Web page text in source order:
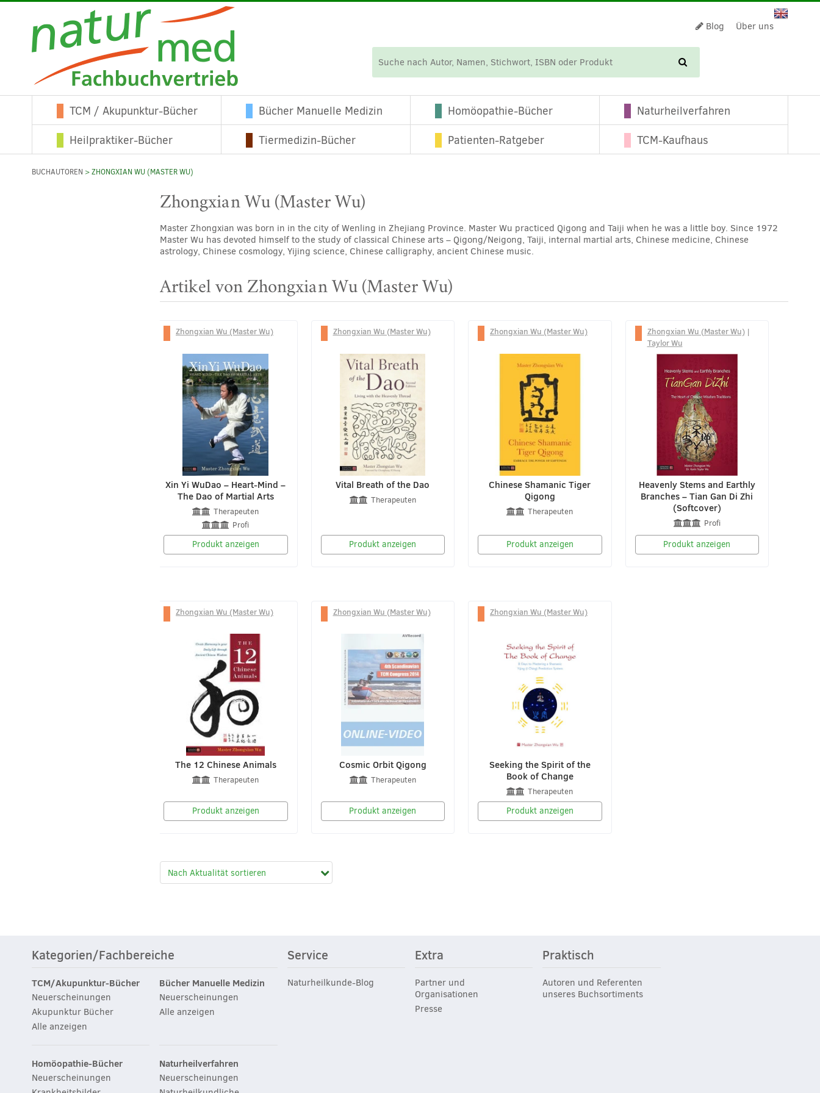
Blog Über uns
TCM / Akupunktur-Bücher Bücher Manuelle Medizin Homöopathie-Bücher
Naturheilverfahren
Heilpraktiker-Bücher
Tiermedizin-Bücher Patienten-Ratgeber TCM-Kaufhaus
BUCHAUTOREN > ZHONGXIAN WU (MASTER WU)
Zhongxian Wu (Master Wu)
Master Zhongxian was born in in the city of Wenling in Zhejiang Province. Master Wu practiced Qigong and Taiji when he was a little boy. Since 1972
Master Wu has devoted himself to the study of classical Chinese arts – Qigong/Neigong, Taiji, internal martial arts, Chinese medicine, Chinese
astrology, Chinese cosmology, Yijing science, Chinese calligraphy, ancient Chinese music.
Artikel von Zhongxian Wu (Master Wu)
Zhongxian Wu (Master Wu)
Xin Yi WuDao – Heart-Mind –
The Dao of Martial Arts
Therapeuten
Profi
Produkt anzeigen
Zhongxian Wu (Master Wu)
Vital Breath of the Dao
Therapeuten
Produkt anzeigen
Zhongxian Wu (Master Wu)
Chinese Shamanic Tiger
Qigong
Therapeuten
Produkt anzeigen
Zhongxian Wu (Master Wu)|
Taylor Wu
Heavenly Stems and Earthly
Branches – Tian Gan Di Zhi
(Softcover)
Profi
Produkt anzeigen
Zhongxian Wu (Master Wu)
The 12 Chinese Animals
Therapeuten
Produkt anzeigen
Zhongxian Wu (Master Wu)
Cosmic Orbit Qigong
Therapeuten
Produkt anzeigen
Zhongxian Wu (Master Wu)
Seeking the Spirit of the
Book of Change
Therapeuten
Produkt anzeigen
Kategorien/Fachbereiche
TCM/Akupunktur-Bücher
Neuerscheinungen
Akupunktur Bücher
Alle anzeigen
Bücher Manuelle Medizin
Neuerscheinungen
Alle anzeigen
Homöopathie-Bücher
Neuerscheinungen
Naturheilverfahren
Neuerscheinungen
Service
Naturheilkunde-Blog
Extra
Partner und
Organisationen
Presse
Praktisch
Autoren und Referenten
unseres Buchsortiments